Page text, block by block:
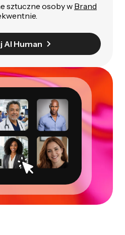
sztuczne osoby w Brand
AI Human